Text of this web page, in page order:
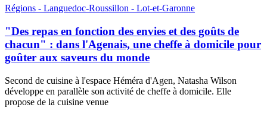
Régions - Languedoc-Roussillon - Lot-et-Garonne
"Des repas en fonction des envies et des goûts de
chacun" : dans l'Agenais, une cheffe à domicile pour
goûter aux saveurs du monde
Second de cuisine à l'espace Héméra d'Agen, Natasha Wilson
développe en parallèle son activité de cheffe à domicile. Elle
propose de la cuisine venue